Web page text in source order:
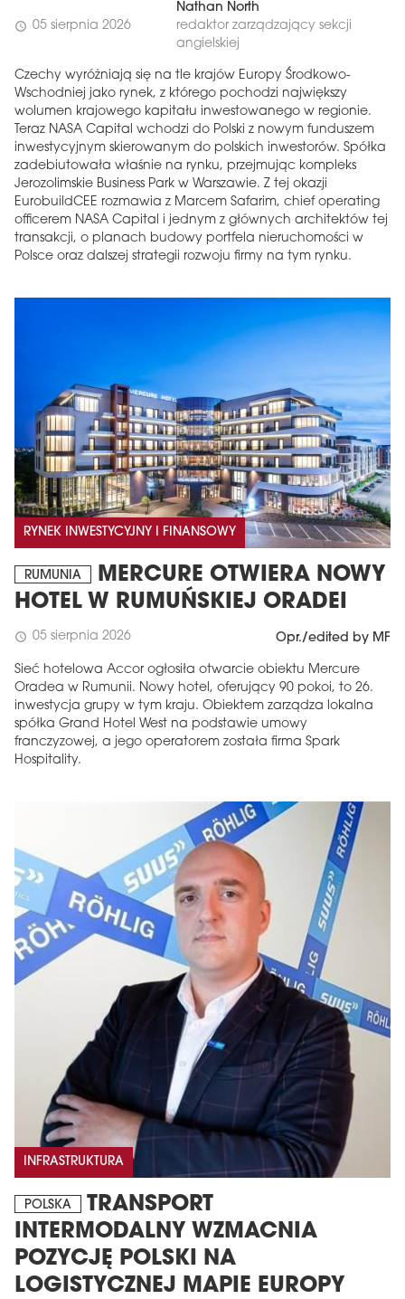
schedule 05 sierpnia 2026
Nathan North
redaktor zarządzający sekcji
angielskiej
Czechy wyróżniają się na tle krajów Europy Środkowo-
Wschodniej jako rynek, z którego pochodzi największy
wolumen krajowego kapitału inwestowanego w regionie.
Teraz NASA Capital wchodzi do Polski z nowym funduszem
inwestycyjnym skierowanym do polskich inwestorów. Spółka
zadebiutowała właśnie na rynku, przejmując kompleks
Jerozolimskie Business Park w Warszawie. Z tej okazji
EurobuildCEE rozmawia z Marcem Safarim, chief operating
officerem NASA Capital i jednym z głównych architektów tej
transakcji, o planach budowy portfela nieruchomości w
Polsce oraz dalszej strategii rozwoju firmy na tym rynku.
RYNEK INWESTYCYJNY I FINANSOWY
RUMUNIA
MERCURE OTWIERA NOWY
HOTEL W RUMUŃSKIEJ ORADEI
schedule 05 sierpnia 2026 Opr./edited by MF
Sieć hotelowa Accor ogłosiła otwarcie obiektu Mercure
Oradea w Rumunii. Nowy hotel, oferujący 90 pokoi, to 26.
inwestycja grupy w tym kraju. Obiektem zarządza lokalna
spółka Grand Hotel West na podstawie umowy
franczyzowej, a jego operatorem została firma Spark
Hospitality.
INFRASTRUKTURA
POLSKA
TRANSPORT
INTERMODALNY WZMACNIA
POZYCJĘ POLSKI NA
LOGISTYCZNEJ MAPIE EUROPY